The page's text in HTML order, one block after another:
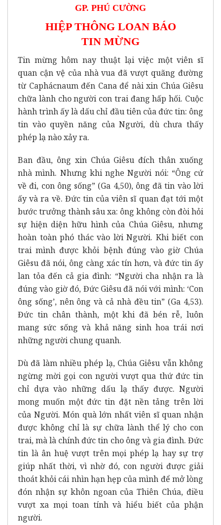
GP. PHÚ CƯỜNG
HIỆP THÔNG LOAN BÁO
TIN MỪNG
Tin mừng hôm nay thuật lại việc một viên sĩ
quan cận vệ của nhà vua đã vượt quãng đường
từ Caphácnaum đến Cana để nài xin Chúa Giêsu
chữa lành cho người con trai đang hấp hối. Cuộc
hành trình ấy là dấu chỉ đầu tiên của đức tin: ông
tin vào quyền năng của Người, dù chưa thấy
phép lạ nào xảy ra.
Ban đầu, ông xin Chúa Giêsu đích thân xuống
nhà mình. Nhưng khi nghe Người nói: “Ông cứ
về đi, con ông sống” (Ga 4,50), ông đã tin vào lời
ấy và ra về. Đức tin của viên sĩ quan đạt tới một
bước trưởng thành sâu xa: ông không còn đòi hỏi
sự hiện diện hữu hình của Chúa Giêsu, nhưng
hoàn toàn phó thác vào lời Người. Khi biết con
trai mình được khỏi bệnh đúng vào giờ Chúa
Giêsu đã nói, ông càng xác tín hơn, và đức tin ấy
lan tỏa đến cả gia đình: “Người cha nhận ra là
đúng vào giờ đó, Đức Giêsu đã nói với mình: ‘Con
ông sống’, nên ông và cả nhà đều tin” (Ga 4,53).
Đức tin chân thành, một khi đã bén rễ, luôn
mang sức sống và khả năng sinh hoa trái nơi
những người chung quanh.
Dù đã làm nhiều phép lạ, Chúa Giêsu vẫn không
ngừng mời gọi con người vượt qua thứ đức tin
chỉ dựa vào những dấu lạ thấy được. Người
mong muốn một đức tin đặt nền tảng trên lời
của Người. Món quà lớn nhất viên sĩ quan nhận
được không chỉ là sự chữa lành thể lý cho con
trai, mà là chính đức tin cho ông và gia đình. Đức
tin là ân huệ vượt trên mọi phép lạ hay sự trợ
giúp nhất thời, vì nhờ đó, con người được giải
thoát khỏi cái nhìn hạn hẹp của mình để mở lòng
đón nhận sự khôn ngoan của Thiên Chúa, điều
vượt xa mọi toan tính và hiểu biết của phận
người.